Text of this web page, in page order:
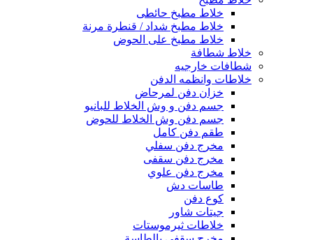
خلاط مطبخ حائطى
خلاط مطبخ شداد / قنطرة مرنة
خلاط مطبخ على الحوض
خلاط شطافة
شطافات خارجيه
خلاطات وانظمه الدفن
خزان دفن لمرحاض
جسم دفن و وش الخلاط للبانيو
جسم دفن وش الخلاط للحوض
طقم دفن كامل
مخرج دفن سفلي
مخرج دفن سقفى
مخرج دفن علوي
طاسات دش
كوع دفن
جيتات شاور
خلاطات ثيرموستات